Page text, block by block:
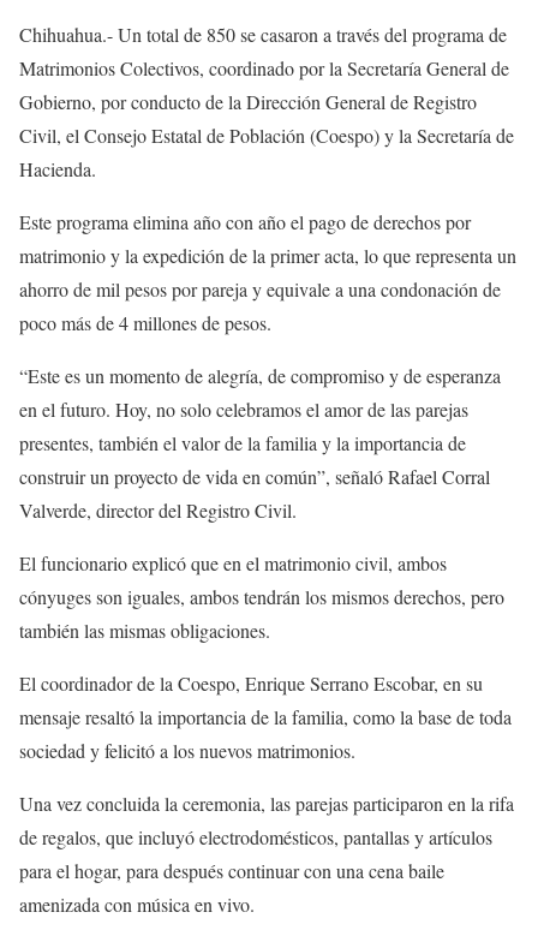
Chihuahua.- Un total de 850 se casaron a través del programa de
Matrimonios Colectivos, coordinado por la Secretaría General de
Gobierno, por conducto de la Dirección General de Registro
Civil, el Consejo Estatal de Población (Coespo) y la Secretaría de
Hacienda.
Este programa elimina año con año el pago de derechos por
matrimonio y la expedición de la primer acta, lo que representa un
ahorro de mil pesos por pareja y equivale a una condonación de
poco más de 4 millones de pesos.
“Este es un momento de alegría, de compromiso y de esperanza
en el futuro. Hoy, no solo celebramos el amor de las parejas
presentes, también el valor de la familia y la importancia de
construir un proyecto de vida en común”, señaló Rafael Corral
Valverde, director del Registro Civil.
El funcionario explicó que en el matrimonio civil, ambos
cónyuges son iguales, ambos tendrán los mismos derechos, pero
también las mismas obligaciones.
El coordinador de la Coespo, Enrique Serrano Escobar, en su
mensaje resaltó la importancia de la familia, como la base de toda
sociedad y felicitó a los nuevos matrimonios.
Una vez concluida la ceremonia, las parejas participaron en la rifa
de regalos, que incluyó electrodomésticos, pantallas y artículos
para el hogar, para después continuar con una cena baile
amenizada con música en vivo.